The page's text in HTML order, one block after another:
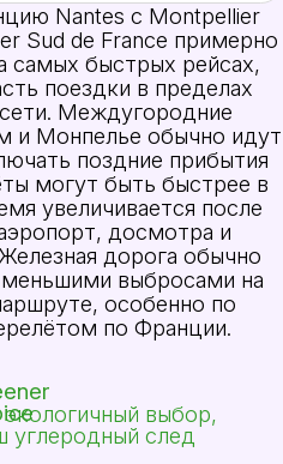
Nantes с Montpellier
Sud de France примерно
самых быстрых рейсах,
поездки в пределах
Междугородние
и Монпелье обычно идут
поздние прибытия
могут быть быстрее в
увеличивается после
досмотра и
дорога обычно
меньшими выбросами на
особенно по
по Франции.
выбор,
углеродный след